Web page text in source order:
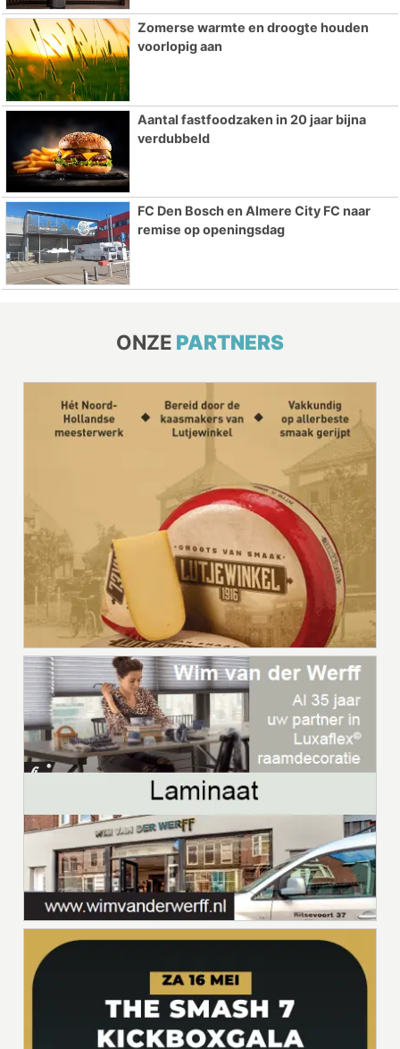
Zomerse warmte en droogte houden
voorlopig aan
Aantal fastfoodzaken in 20 jaar bijna
verdubbeld
FC Den Bosch en Almere City FC naar
remise op openingsdag
ONZE PARTNERS